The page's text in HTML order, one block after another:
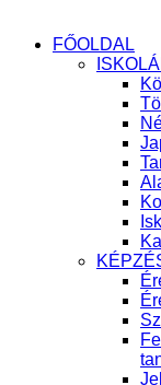
FŐOLDAL